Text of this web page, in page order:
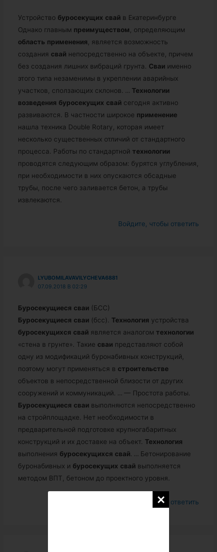
Устройство буросекущих свай в Екатеринбурге
Однако главным преимуществом , определяющим
область применения , является возможность
создания свай непосредственно на объекте, причем
без создания лишних вибраций грунта. Сваи именно
этого типа незаменимы в укреплении аварийных
участков, сползающих склонов.
… Технологии
возведения буросекущих свай сегодня активно
развиваются. В частности широкое применение
нашла техника Double Rotary, которая имеет
несколько существенных отличий от стандартного
процесса. Работы по стандартной технологии
проводятся следующим образом: бурятся углубления,
при необходимости в них опускаются обсадные
трубы, после чего заливается бетон, а трубы
извлекаются.
Войдите, чтобы ответить
LYUBOMILAVAVILYCHEVA6881
07.09.2018 В 02:29
Буросекущиеся сваи (БСС)
Буросекущиеся сваи (бсс). Технология устройства
буросекущихся свай является аналогом технологии
«стена в грунте». Такие сваи представляют собой
одну из модификаций буронабивных конструкций,
поэтому могут применяться в строительстве
объектов в непосредственной близости от других
сооружений и коммуникаций. … — Простота работы.
Буросекущиеся сваи выполняются непосредственно
на стройплощадке. Нет необходимости в
предварительной подготовке крупногабаритных
конструкций и их доставке на объект. Технология
выполнения буросекущихся свай. … Бетонирование
буронабивных и буросекущих свай выполняется
методом ВПТ, бетоном до проектного уровня.
Войдите, чтобы ответить